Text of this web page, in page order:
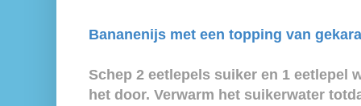
Bananenijs met een topping van
Schep 2 eetlepels suiker en 1 eetlepel
het door. Verwarm het suikerwater